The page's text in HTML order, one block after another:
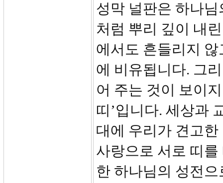
성막 널판은 하나
처럼 뿌리 깊이 내
에서도 흔들리지
에 비유됩니다. 그
어 주는 것이 보이
띠’입니다. 세상과
대에 우리가 견고
사랑으로 서로 띠
한 하나님의 성전